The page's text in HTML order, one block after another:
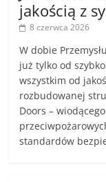
jakością z
8 czerwca 2026
W dobie
już tylko od
wszystkim od
rozbudowanej
Doors –
standardów